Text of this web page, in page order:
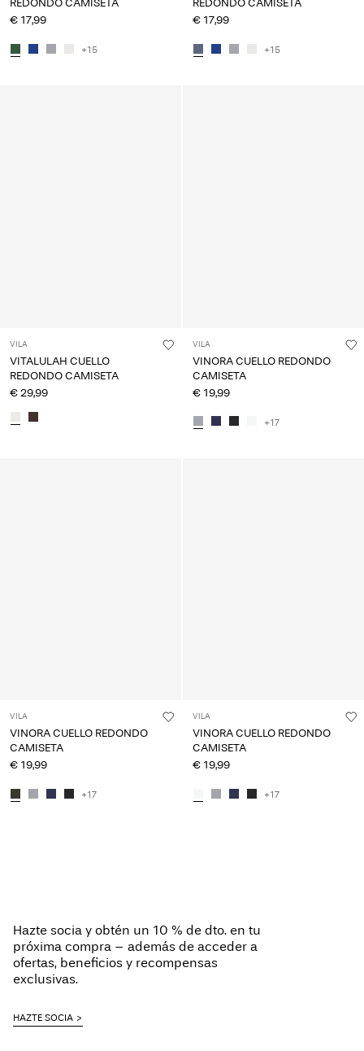
REDONDO CAMISETA
€ 17,99
+15
REDONDO CAMISETA
€ 17,99
+15
VILA
VITALULAH CUELLO
REDONDO CAMISETA
€ 29,99
VILA
VINORA CUELLO REDONDO
CAMISETA
€ 19,99
+17
VILA
VINORA CUELLO REDONDO
CAMISETA
€ 19,99
+17
VILA
VINORA CUELLO REDONDO
CAMISETA
€ 19,99
+17
Hazte socia y obtén un 10 % de dto. en tu
próxima compra – además de acceder a
ofertas, beneficios y recompensas
exclusivas.
HAZTE SOCIA